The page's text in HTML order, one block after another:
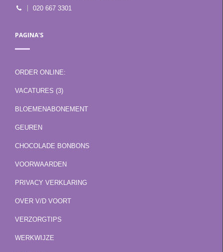
020 667 3301
PAGINA'S
ORDER ONLINE:
VACATURES (3)
BLOEMENABONEMENT
GEUREN
CHOCOLADE BONBONS
VOORWAARDEN
PRIVACY VERKLARING
OVER V/D VOORT
VERZORGTIPS
WERKWIJZE